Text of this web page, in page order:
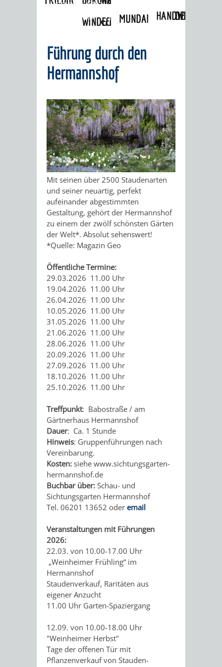
WINDECKSCHLOSS
MUSEUM
VERANSTALTUNGEN
KINDER
IM
MUSEUM
INGRID-
NOLL-
MUNDART-
WEG
ZEIGMAL
- DIE
APP
STADTTEILE
AUSFLUGSZIELE
KLEINSTADTPERLEN
HITS
FÜR
KIDS
SECHS-
MÜHLEN-
TAL
BLOGGER
ON
TOUR
MUNDART-HANDWERK
DES
AM
BRUNNEN
GELAUSCHT
-
LUSTIG,
MEIN
UNTERGANG
EINER
HITS
FÜR
KIDS
Natur pur
»Schau- und Sichtungsgarten
Hermannshof
Führung durch den
Hermannshof
Mit seinen über 2500 Staudenarten
und seiner neuartig, perfekt
aufeinander abgestimmten
Gestaltung, gehört der Hermannshof
zu einem der zwölf schönsten Gärten
der Welt*. Absolut sehenswert!
*Quelle: Magazin Geo
Öffentliche Termine:
29.03.2026 11.00 Uhr
19.04.2026 11.00 Uhr
26.04.2026 11.00 Uhr
10.05.2026 11.00 Uhr
31.05.2026 11.00 Uhr
21.06.2026 11.00 Uhr
28.06.2026 11.00 Uhr
20.09.2026 11.00 Uhr
27.09.2026 11.00 Uhr
18.10.2026 11.00 Uhr
25.10.2026 11.00 Uhr
Treffpunkt: Babostraße / am
Gärtnerhaus Hermannshof
Dauer: Ca. 1 Stunde
Hinweis: Gruppenführungen nach
Vereinbarung.
Kosten: siehe www.sichtungsgarten-
hermannshof.de
Buchbar über: Schau- und
Sichtungsgarten Hermannshof
Tel. 06201 13652 oder email
Veranstaltungen mit Führungen
2026:
22.03. von 10.00-17.00 Uhr
„Weinheimer Frühling“ im
Hermannshof
Staudenverkauf, Raritäten aus
eigener Anzucht
11.00 Uhr Garten-Spaziergang
12.09. von 10.00-18.00 Uhr
"Weinheimer Herbst"
Tage der offenen Tür mit
Pflanzenverkauf von Stauden-